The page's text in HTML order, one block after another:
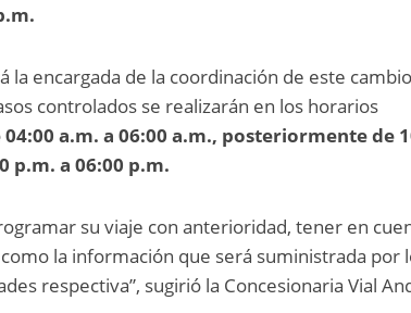
la encargada de la coordinación de este
controlados se realizarán en los horarios
a.m. a 06:00 a.m., posteriormente de
p.m. a 06:00 p.m.
su viaje con anterioridad, tener en
la información que será suministrada por
respectiva”, sugirió la Concesionaria Vial